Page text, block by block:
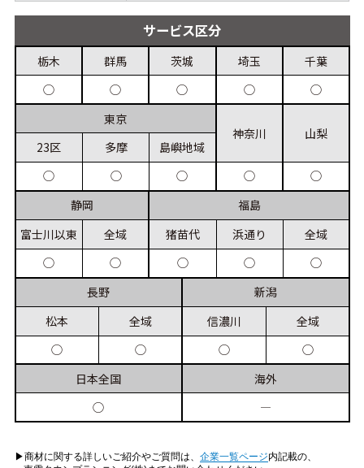
サービス区分
栃木
◯
群馬
◯
茨城
◯
埼玉
◯
千葉
◯
東京
23区
◯
多摩
◯
島嶼地域
◯
神奈川
◯
山梨
◯
静岡
富士川以東
◯
全域
◯
福島
猪苗代
◯
浜通り
◯
全域
◯
長野
松本
◯
全域
◯
新潟
信濃川
◯
全域
◯
日本全国
◯
海外
―
▶︎商材に関する詳しいご紹介やご質問は、 企業一覧ページ内記載の、